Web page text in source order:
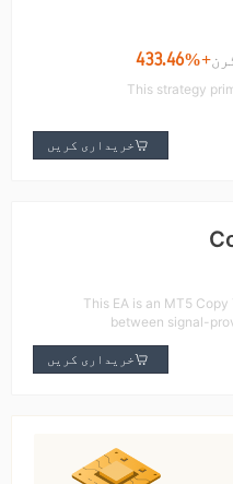
+433.46%
This strategy
خریداری کریں
This EA is an MT5
between signal-
خریداری کریں